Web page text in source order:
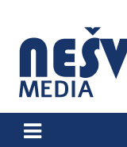
content
Nešvil